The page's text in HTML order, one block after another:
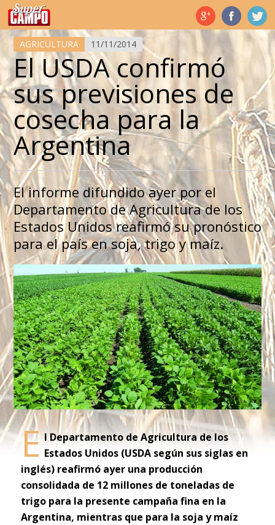
Temas de hoy
AGRICULTURA 11/11/2014
El USDA confirmó
sus previsiones de
cosecha para la
Argentina
El informe difundido ayer por el
Departamento de Agricultura de los
Estados Unidos reafirmó su pronóstico
para el país en soja, trigo y maíz.
E l Departamento de Agricultura de los
Estados Unidos (USDA según sus siglas en
inglés) reafirmó ayer una producción
consolidada de 12 millones de toneladas de
trigo para la presente campaña fina en la
Argentina, mientras que para la soja y maíz